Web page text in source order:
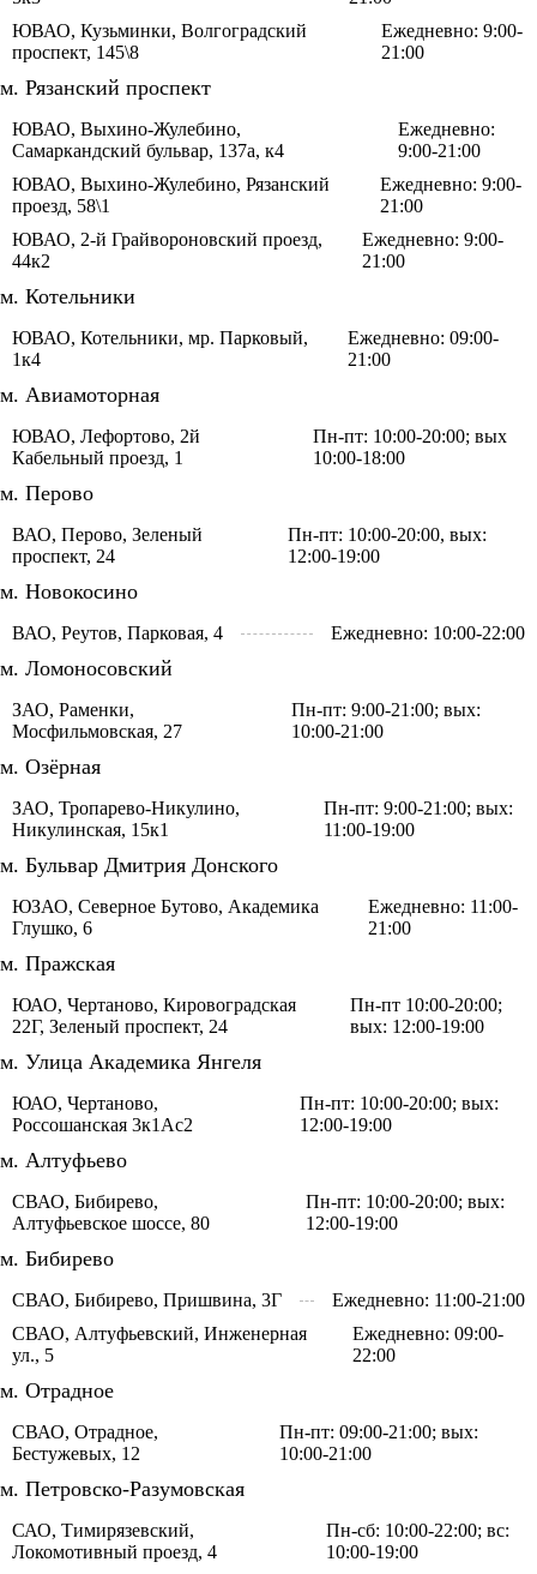
ЮВАО, Кузьминки, Волгоградский
проспект, 145\8
Ежедневно: 9:00-
21:00
м. Рязанский проспект
ЮВАО, Выхино-Жулебино,
Самаркандский бульвар, 137а, к4
Ежедневно:
9:00-21:00
ЮВАО, Выхино-Жулебино, Рязанский
проезд, 58\1
Ежедневно: 9:00-
21:00
ЮВАО, 2-й Грайвороновский проезд,
44к2
Ежедневно: 9:00-
21:00
м. Котельники
ЮВАО, Котельники, мр. Парковый,
1к4
Ежедневно: 09:00-
21:00
м. Авиамоторная
ЮВАО, Лефортово, 2й
Кабельный проезд, 1
Пн-пт: 10:00-20:00; вых
10:00-18:00
м. Перово
ВАО, Перово, Зеленый
проспект, 24
Пн-пт: 10:00-20:00, вых:
12:00-19:00
м. Новокосино
ВАО, Реутов, Парковая, 4 Ежедневно: 10:00-22:00
м. Ломоносовский
ЗАО, Раменки,
Мосфильмовская, 27
Пн-пт: 9:00-21:00; вых:
10:00-21:00
м. Озёрная
ЗАО, Тропарево-Никулино,
Никулинская, 15к1
Пн-пт: 9:00-21:00; вых:
11:00-19:00
м. Бульвар Дмитрия Донского
ЮЗАО, Северное Бутово, Академика
Глушко, 6
Ежедневно: 11:00-
21:00
м. Пражская
ЮАО, Чертаново, Кировоградская
22Г, Зеленый проспект, 24
Пн-пт 10:00-20:00;
вых: 12:00-19:00
м. Улица Академика Янгеля
ЮАО, Чертаново,
Россошанская 3к1Ас2
Пн-пт: 10:00-20:00; вых:
12:00-19:00
м. Алтуфьево
СВАО, Бибирево,
Алтуфьевское шоссе, 80
Пн-пт: 10:00-20:00; вых:
12:00-19:00
м. Бибирево
СВАО, Бибирево, Пришвина, 3Г
Ежедневно: 11:00-21:00
СВАО, Алтуфьевский, Инженерная
ул., 5
Ежедневно: 09:00-
22:00
м. Отрадное
СВАО, Отрадное,
Бестужевых, 12
Пн-пт: 09:00-21:00; вых:
10:00-21:00
м. Петровско-Разумовская
САО, Тимирязевский,
Локомотивный проезд, 4
Пн-сб: 10:00-22:00; вс:
10:00-19:00